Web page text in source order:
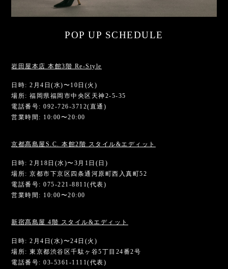
POP UP SCHEDULE
岩田屋本店 本館3階 Re-Style
日時: 2月4日(水)〜10日(火)
場所: 福岡県福岡市中央区天神2-5-35
電話番号: 092-726-3712(直通)
営業時間: 10:00〜20:00
京都髙島屋S.C. 本館2階 スタイル&エディット
日時: 2月18日(水)〜3月1日(日)
場所: 京都市下京区四条通河原町西入真町52
電話番号: 075-221-8811(代表)
営業時間: 10:00〜20:00
新宿髙島屋 4階 スタイル&エディット
日時: 2月4日(水)〜24日(火)
場所: 東京都渋谷区千駄ヶ谷5丁目24番2号
電話番号: 03-5361-1111(代表)